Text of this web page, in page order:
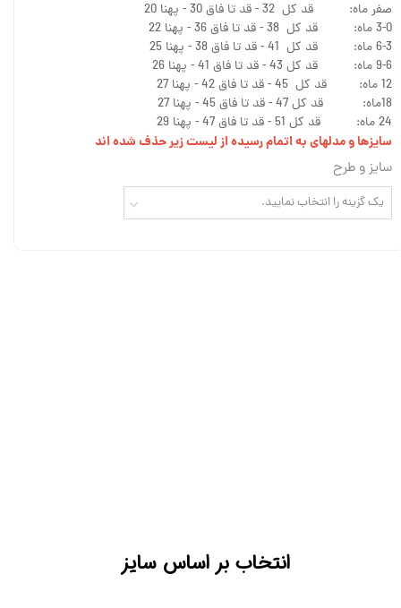
صفر ماه: قد کل 32 - قد تا فاق 30 - پهنا 20
3-0 ماه: قد کل 38 - قد تا فاق 36 - پهنا 22
6-3 ماه: قد کل 41 - قد تا فاق 38 - پهنا 25
9-6 ماه: قد کل 43 - قد تا فاق 41 - پهنا 26
12 ماه: قد کل 45 - قد تا فاق 42 - پهنا 27
18ماه: قد کل 47 - قد تا فاق 45 - پهنا 27
24 ماه: قد کل 51 - قد تا فاق 47 - پهنا 29
سایزها و مدلهای به اتمام رسیده از لیست زیر حذف شده اند
سایز و طرح
یک گزینه را انتخاب نمایید.
انتخاب بر اساس سایز